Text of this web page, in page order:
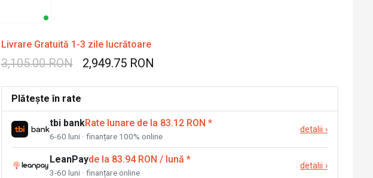
Livrare Gratuită 1-3 zile lucrătoare
3,105.00 RON 2,949.75 RON
Plătește în rate
tbi bankRate lunare de la 83.12 RON *
6-60 luni · finanțare 100% online
detalii ›
LeanPayde la 83.94 RON / lună *
3-60 luni · finanțare online
detalii ›